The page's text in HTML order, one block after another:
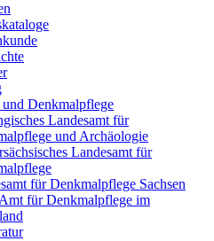
Denkmalpflege
Landesamt für
und Archäologie
Landesamt für
für Denkmalpflege Sachsen
für Denkmalpflege im